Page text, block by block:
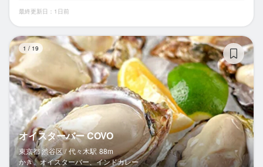
最終更新日：1日前
1 / 19
オイスターバー COVO
東京都 渋谷区 / 代々木駅 88m
かき、オイスターバー、インドカレー